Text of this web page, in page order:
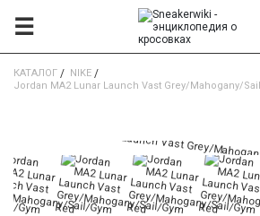
☰
КАТАЛОГ / NIKE /
Jordan MA2 Lunar Launch Vast Grey/Mahogany/